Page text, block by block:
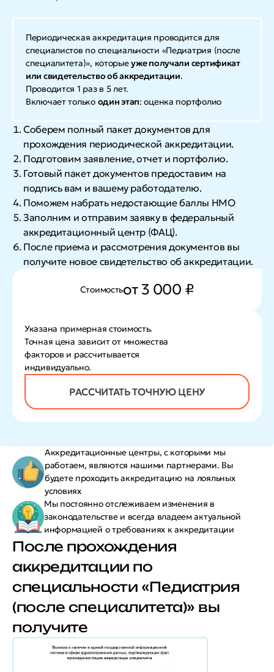
Периодическая аккредитация проводится для
специалистов по специальности «Педиатрия (после
специалитета)», которыеуже получали сертификат
или свидетельство об аккредитации.
Проводится 1 раз в 5 лет.
Включает только один этап: оценка портфолио
Соберем полный пакет документов для
прохождения периодической аккредитации.
Подготовим заявление, отчет и портфолио.
Готовый пакет документов предоставим на
подпись вам и вашему работодателю.
Поможем набрать недостающие баллы НМО
Заполним и отправим заявку в федеральный
аккредитационный центр (ФАЦ).
После приема и рассмотрения документов вы
получите новое свидетельство об аккредитации.
Стоимостьот 3 000 ₽
Указана примерная стоимость.
Точная цена зависит от множества
факторов и рассчитывается
индивидуально.
РАССЧИТАТЬ ТОЧНУЮ ЦЕНУ
Аккредитационные центры, с которыми мы
работаем, являются нашими партнерами. Вы
будете проходить аккредитацию на лояльных
условиях
Мы постоянно отслеживаем изменения в
законодательстве и всегда владеем актуальной
информацией о требованиях к аккредитации
После прохождения
аккредитации по
специальности «Педиатрия
(после специалитета)» вы
получите